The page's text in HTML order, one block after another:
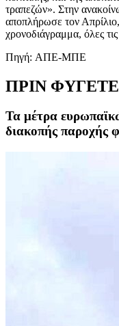
τραπεζών». Στην
αποπλήρωσε τον
χρονοδιάγραμμα, όλες
Πηγή: AΠΕ-ΜΠΕ
ΠΡΙΝ ΦΥΓΕΤΕ
Τα μέτρα
διακοπής παροχής